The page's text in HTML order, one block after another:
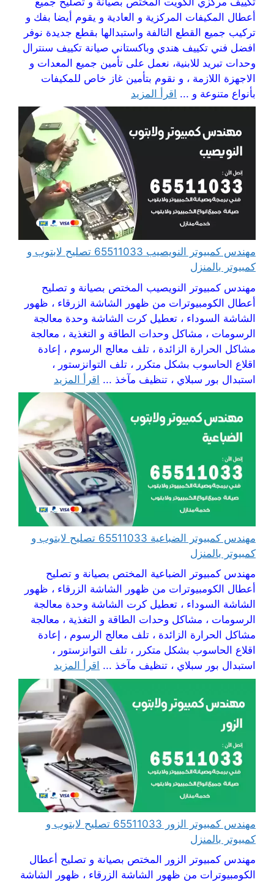
أعطال المكيفات المركزية و العادية و يقوم أيضا بفك و
تركيب جميع القطع التالفة واستبدالها بقطع جديدة نوفر
افضل فني تكييف هندي وباكستاني صيانة تكييف سنترال
وحدات تبريد للابنية، نعمل على تأمين جميع المعدات و
الاجهزة اللازمة ، و نقوم بتأمين غاز خاص للمكيفات
بأنواع متنوعة و ... اقرأ المزيد
مهندس كمبيوتر النويصيب 65511033 تصليح لابتوب و
كمبيوتر بالمنزل
مهندس كمبيوتر النويصيب المختص بصيانة و تصليح
أعطال الكومبيوترات من ظهور الشاشة الزرقاء ، ظهور
الشاشة السوداء ، تعطيل كرت الشاشة وحدة معالجة
الرسومات ، مشاكل وحدات الطاقة و التغذية ، معالجة
مشاكل الحرارة الزائدة ، تلف معالج الرسوم ، إعادة
اقلاع الحاسوب بشكل متكرر ، تلف التوانزستور ،
استبدال بور سبلاي ، تنظيف مآخذ ... اقرأ المزيد
مهندس كمبيوتر الضباعية 65511033 تصليح لابتوب و
كمبيوتر بالمنزل
مهندس كمبيوتر الضباعية المختص بصيانة و تصليح
أعطال الكومبيوترات من ظهور الشاشة الزرقاء ، ظهور
الشاشة السوداء ، تعطيل كرت الشاشة وحدة معالجة
الرسومات ، مشاكل وحدات الطاقة و التغذية ، معالجة
مشاكل الحرارة الزائدة ، تلف معالج الرسوم ، إعادة
اقلاع الحاسوب بشكل متكرر ، تلف التوانزستور ،
استبدال بور سبلاي ، تنظيف مآخذ ... اقرأ المزيد
مهندس كمبيوتر الزور 65511033 تصليح لابتوب و
كمبيوتر بالمنزل
مهندس كمبيوتر الزور المختص بصيانة و تصليح أعطال
الكومبيوترات من ظهور الشاشة الزرقاء ، ظهور الشاشة